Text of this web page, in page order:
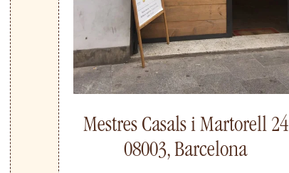
Mestres Casals i Martorell 24
08003, Barcelona